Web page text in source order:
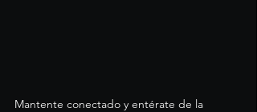
Mantente conectado y entérate de la